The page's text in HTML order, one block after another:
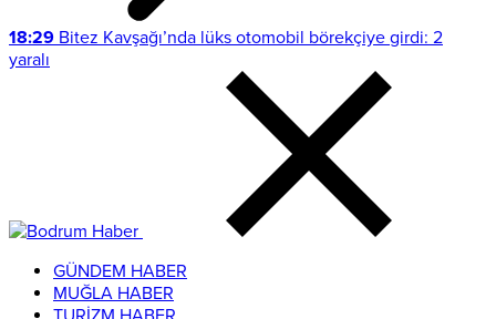
18:29 Bitez Kavşağı’nda lüks otomobil börekçiye girdi: 2
yaralı
GÜNDEM HABER
MUĞLA HABER